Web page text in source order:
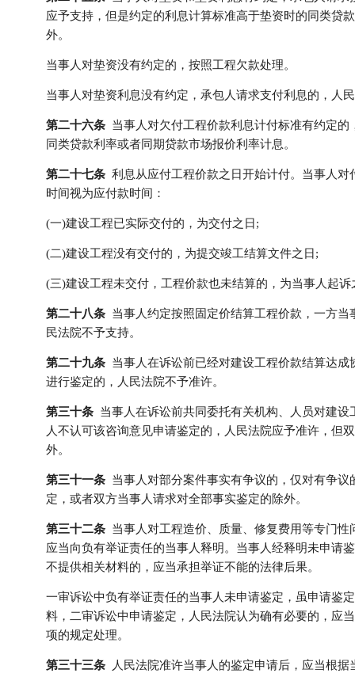
应予支持，但是约定的利息计算标准高于垫资时的同类贷
外。
当事人对垫资没有约定的，按照工程欠款处理。
当事人对垫资利息没有约定，承包人请求支付利息的，人
第二十六条 当事人对欠付工程价款利息计付标准有约定
同类贷款利率或者同期贷款市场报价利率计息。
第二十七条 利息从应付工程价款之日开始计付。当事人
时间视为应付款时间：
(一)建设工程已实际交付的，为交付之日;
(二)建设工程没有交付的，为提交竣工结算文件之日;
(三)建设工程未交付，工程价款也未结算的，为当事人起诉
第二十八条 当事人约定按照固定价结算工程价款，一方
民法院不予支持。
第二十九条 当事人在诉讼前已经对建设工程价款结算达
进行鉴定的，人民法院不予准许。
第三十条 当事人在诉讼前共同委托有关机构、人员对建
人不认可该咨询意见申请鉴定的，人民法院应予准许，但
外。
第三十一条 当事人对部分案件事实有争议的，仅对有争
定，或者双方当事人请求对全部事实鉴定的除外。
第三十二条 当事人对工程造价、质量、修复费用等专门
应当向负有举证责任的当事人释明。当事人经释明未申请
不提供相关材料的，应当承担举证不能的法律后果。
一审诉讼中负有举证责任的当事人未申请鉴定，虽申请鉴
料，二审诉讼中申请鉴定，人民法院认为确有必要的，应
项的规定处理。
第三十三条 人民法院准许当事人的鉴定申请后，应当根